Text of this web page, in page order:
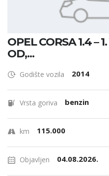
OPEL CORSA 1.4 –
OD,...
Godište vozila 2014
Vrsta goriva benzin
km 115.000
Objavljen 04.08.2026.